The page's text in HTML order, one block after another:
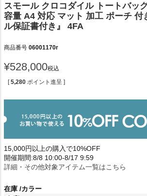
スモール クロコダイル トートバッ
容量 A4 対応 マット 加工 ポーチ 付
ル保証書付き』 4FA
商品番号 06001170r
¥528,000税込
[ 5,280 ポイント進呈 ]
15,000円以上の購入で10%OFF
開催期間:8/8 10:00-8/17 9:59
詳細・その他対象アイテム一覧はこちら
在庫 カラー